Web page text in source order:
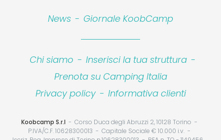
News - Giornale KoobCamp
Chi siamo - Inserisci la tua struttura -
Prenota su Camping Italia
Privacy policy - Informativa clienti
Koobcamp S.r.l
Corso Duca degli Abruzzi 2, 10128 Torino
P.IVA/C.F. 10628300013
Capitale Sociale € 10.000 i.v.